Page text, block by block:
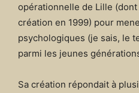
opérationnelle de Lille (dont
création en 1999) pour
psychologiques (je sais, le
parmi les jeunes
Sa création répondait à